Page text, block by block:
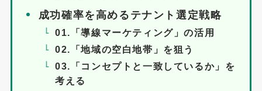
成功確率を高めるテナント選定戦略
01.「導線マーケティング」の活用
02.「地域の空白地帯」を狙う
03.「コンセプトと一致しているか」を
考える